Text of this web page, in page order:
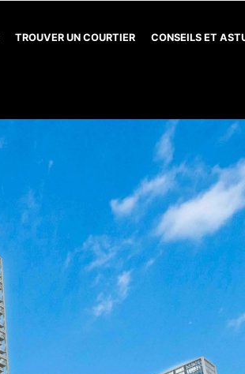
TROUVER UN COURTIER CONSEILS ET